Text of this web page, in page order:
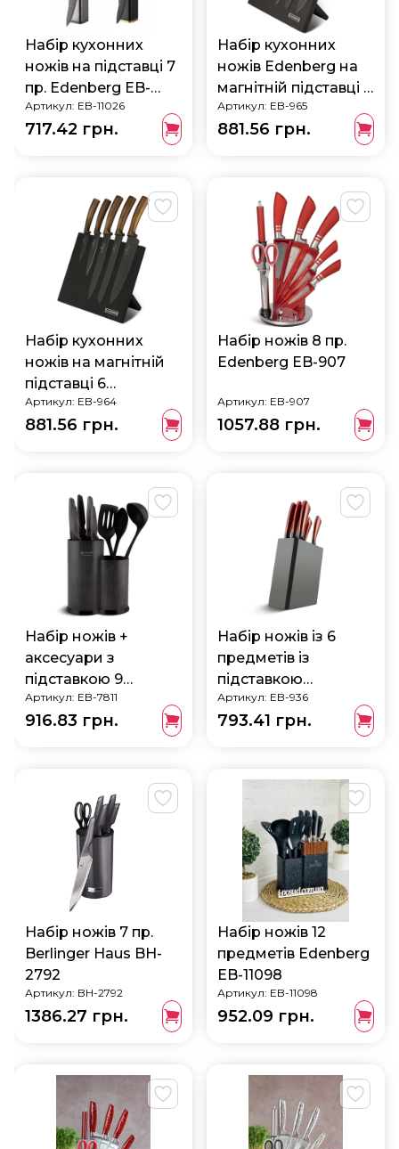
Набір кухонних
ножів на підставці 7
пр. Edenberg EB-
11026
Артикул: EB-11026
717.42 грн.
Набір кухонних
ножів Edenberg на
магнітній підставці 6
предметів EB-965
Артикул: EB-965
881.56 грн.
Набір кухонних
ножів на магнітній
підставці 6
предметів Edenberg
EB-964
Артикул: EB-964
881.56 грн.
Набір ножів 8 пр.
Edenberg EB-907
Артикул: EB-907
1057.88 грн.
Набір ножів +
аксесуари з
підставкою 9
предметів Edenberg
EB-7811
Артикул: EB-7811
916.83 грн.
Набір ножів із 6
предметів із
підставкою
Edenberg EB-936
Артикул: EB-936
793.41 грн.
Набір ножів 7 пр.
Berlinger Haus BH-
2792
Артикул: BH-2792
1386.27 грн.
Набір ножів 12
предметів Edenberg
EB-11098
Артикул: EB-11098
952.09 грн.